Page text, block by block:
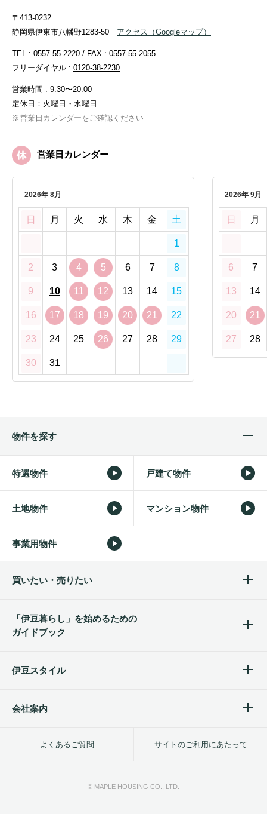
〒413-0232
静岡県伊東市八幡野1283-50
アクセス （Googleマップ）
TEL : 0557-55-2220 / FAX : 0557-55-2055
フリーダイヤル : 0120-38-2230
営業時間 : 9:30〜20:00
定休日：火曜日・水曜日
※営業日カレンダーをご確認ください
営業日カレンダー
2026年 8月
日 月 火 水 木 金 土
1
2 3 4 5 6 7 8
9 10 11 12 13 14 15
16 17 18 19 20 21 22
23 24 25 26 27 28 29
30 31
2026年 9月
日 月
6 7
13 14
20 21
27 28
物件を探す
特選物件 戸建て物件
土地物件 マンション物件
事業用物件
買いたい・売りたい
「伊豆暮らし」を始めるための
ガイドブック
伊豆スタイル
会社案内
よくあるご質問 サイトのご利用にあたって
© MAPLE HOUSING CO., LTD.